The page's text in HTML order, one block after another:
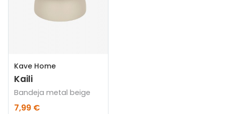
Kave Home
Kaili
Bandeja metal beige
7,99 €